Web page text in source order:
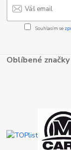
Souhlasím se
Oblíbené značky